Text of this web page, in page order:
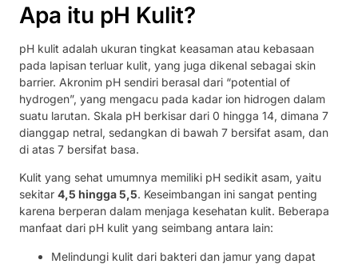
Apa itu pH Kulit?
pH kulit adalah ukuran tingkat keasaman atau kebasaan
pada lapisan terluar kulit, yang juga dikenal sebagai skin
barrier. Akronim pH sendiri berasal dari “potential of
hydrogen”, yang mengacu pada kadar ion hidrogen dalam
suatu larutan. Skala pH berkisar dari 0 hingga 14, dimana 7
dianggap netral, sedangkan di bawah 7 bersifat asam, dan
di atas 7 bersifat basa.
Kulit yang sehat umumnya memiliki pH sedikit asam, yaitu
sekitar 4,5 hingga 5,5. Keseimbangan ini sangat penting
karena berperan dalam menjaga kesehatan kulit. Beberapa
manfaat dari pH kulit yang seimbang antara lain:
Melindungi kulit dari bakteri dan jamur yang dapat